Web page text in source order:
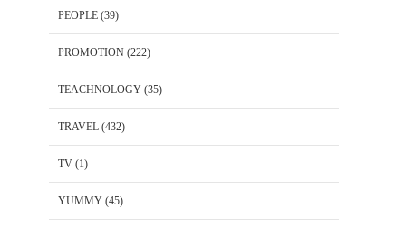
PEOPLE (39)
PROMOTION (222)
TEACHNOLOGY (35)
TRAVEL (432)
TV (1)
YUMMY (45)